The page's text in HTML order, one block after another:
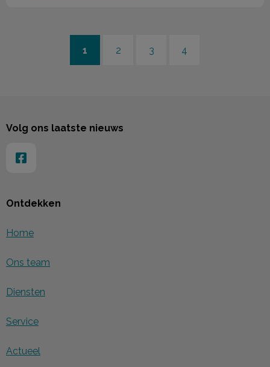
1 2 3 4
Ontdekken
Home
Ons team
Diensten
Service
Actueel
Volg ons laatste nieuws